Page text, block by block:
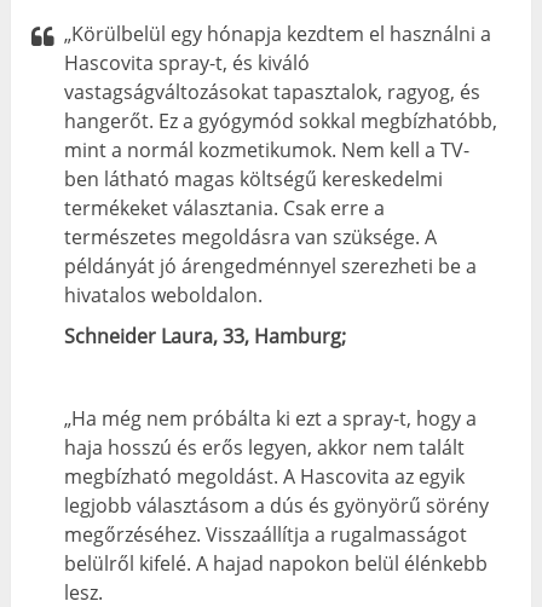
„Körülbelül egy hónapja kezdtem el használni a
Hascovita spray-t, és kiváló
vastagságváltozásokat tapasztalok, ragyog, és
hangerőt. Ez a gyógymód sokkal megbízhatóbb,
mint a normál kozmetikumok. Nem kell a TV-
ben látható magas költségű kereskedelmi
termékeket választania. Csak erre a
természetes megoldásra van szüksége. A
példányát jó árengedménnyel szerezheti be a
hivatalos weboldalon.
Schneider Laura, 33, Hamburg;
„Ha még nem próbálta ki ezt a spray-t, hogy a
haja hosszú és erős legyen, akkor nem talált
megbízható megoldást. A Hascovita az egyik
legjobb választásom a dús és gyönyörű sörény
megőrzéséhez. Visszaállítja a rugalmasságot
belülről kifelé. A hajad napokon belül élénkebb
lesz.